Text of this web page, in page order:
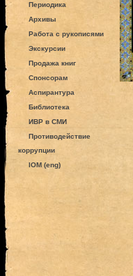
Периодика
Архивы
Работа с рукописями
Экскурсии
Продажа книг
Спонсорам
Аспирантура
Библиотека
ИВР в СМИ
Противодействие
коррупции
IOM (eng)